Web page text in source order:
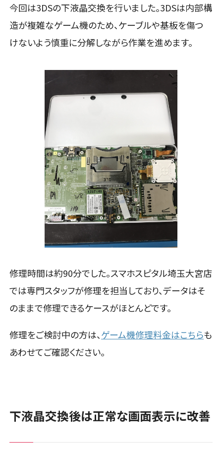
今回は3DSの下液晶交換を行いました。3DSは内部構
造が複雑なゲーム機のため、ケーブルや基板を傷つ
けないよう慎重に分解しながら作業を進めます。
修理時間は約90分でした。スマホスピタル埼玉大宮店
では専門スタッフが修理を担当しており、データはそ
のままで修理できるケースがほとんどです。
修理をご検討中の方は、ゲーム機修理料金はこちらも
あわせてご確認ください。
下液晶交換後は正常な画面表示に改善